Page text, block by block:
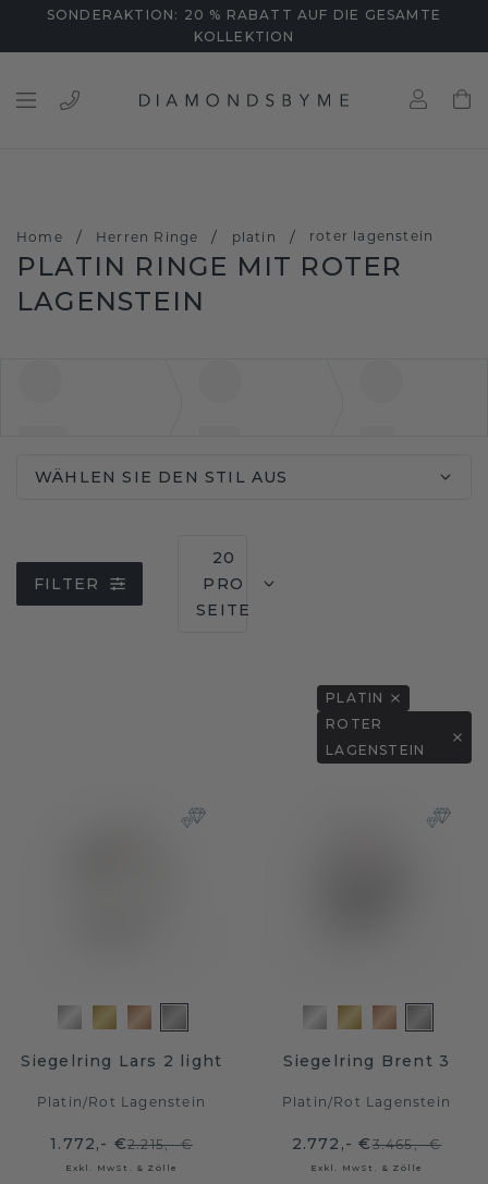
SONDERAKTION: 20 % RABATT AUF DIE GESAMTE
KOLLEKTION
Home / Herren Ringe / platin / roter lagenstein
PLATIN RINGE MIT ROTER
LAGENSTEIN
WÄHLEN SIE DEN STIL AUS
FILTER
20
PRO
SEITE
PLATIN
ROTER
LAGENSTEIN
Siegelring Lars 2 light
Platin/Rot Lagenstein
1.772,- €2.215,- €
Exkl. MwSt. & Zölle
Siegelring Brent 3
Platin/Rot Lagenstein
2.772,- €3.465,- €
Exkl. MwSt. & Zölle